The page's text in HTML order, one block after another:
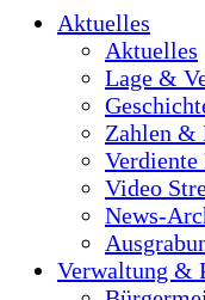
Aktuelles
Aktuelles
Lage &
Zahlen &
Verdiente
Video
News-
Verwaltung &